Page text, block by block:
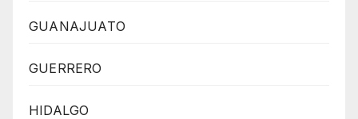
GUANAJUATO
GUERRERO
HIDALGO